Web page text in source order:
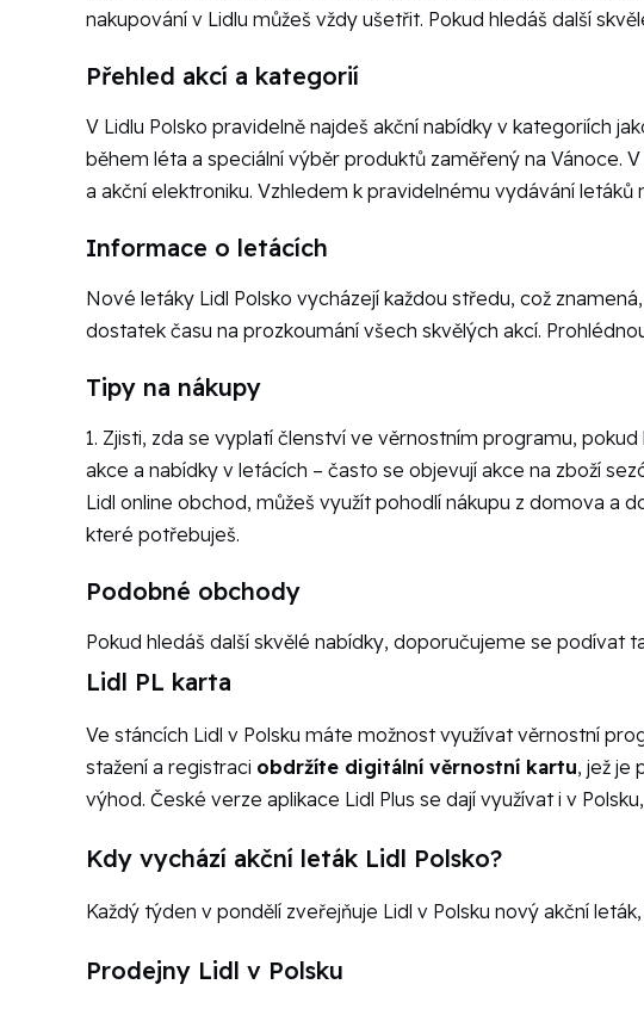
nakupování v Lidlu můžeš vždy ušetřit. Pokud hledáš další
Přehled akcí a kategorií
V Lidlu Polsko pravidelně najdeš akční nabídky v kategoriích
během léta a speciální výběr produktů zaměřený na Vánoce.
a akční elektroniku. Vzhledem k pravidelnému vydávání
Informace o letácích
Nové letáky Lidl Polsko vycházejí každou středu, což
dostatek času na prozkoumání všech skvělých akcí.
Tipy na nákupy
1. Zjisti, zda se vyplatí členství ve věrnostním programu,
akce a nabídky v letácích – často se objevují akce na zboží
Lidl online obchod, můžeš využít pohodlí nákupu z domova a
které potřebuješ.
Podobné obchody
Pokud hledáš další skvělé nabídky, doporučujeme se podívat
Lidl PL karta
Ve stáncích Lidl v Polsku máte možnost využívat věrnostní
stažení a registraci obdržíte digitální věrnostní kartu, jež je
výhod. České verze aplikace Lidl Plus se dají využívat i v
Kdy vychází akční leták Lidl Polsko?
Každý týden v pondělí zveřejňuje Lidl v Polsku nový akční
Prodejny Lidl v Polsku